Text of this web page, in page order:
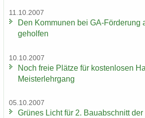
11.10.2007
Den Kom­mu­nen bei GA-​Förderung
ge­hol­fen
10.10.2007
Noch freie Plät­ze für kos­ten­lo­sen
Meisterlehrgang
05.10.2007
Grü­nes Licht für 2. Bau­ab­schnitt